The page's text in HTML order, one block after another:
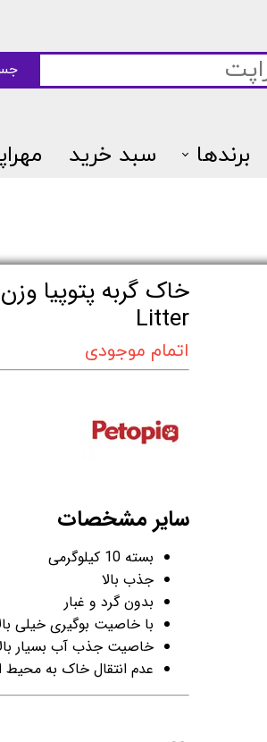
برندها سبد خرید
Litter
اتمام موجودی
سایر مشخصات
بسته 10 کیلوگرمی
جذب بالا
بدون گرد و غبار
با خاصیت بوگیری خیلی
خاصیت جذب آب بسیار
عدم انتقال خاک به